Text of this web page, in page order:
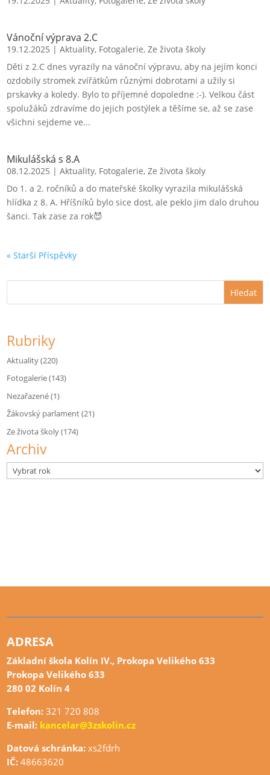
Vánoční výprava 2.C
19.12.2025 |Aktuality, Fotogalerie,Ze života školy
Děti z 2.C dnes vyrazily na vánoční výpravu, aby na jejím konci
ozdobily stromek zvířátkům různými dobrotami a užily si
prskavky a koledy. Bylo to příjemné dopoledne :-). Velkou část
spolužáků zdravíme do jejich postýlek a těšíme se, až se zase
všichni sejdeme ve...
Mikulášská s 8.A
08.12.2025 |Aktuality, Fotogalerie,Ze života školy
Do 1. a 2. ročníků a do mateřské školky vyrazila mikulášská
hlídka z 8. A. Hříšníků bylo sice dost, ale peklo jim dalo druhou
šanci. Tak zase za rok😈
« Starší Příspěvky
Hledat
Rubriky
Aktuality(220)
Fotogalerie(143)
Nezařazené(1)
Žákovský parlament(21)
Ze života školy(174)
Archiv
Archivy
ADRESA
Základní škola Kolín IV., Prokopa Velikého 633
Prokopa Velikého 633
280 02 Kolín 4
Telefon: 321 720 808
E-mail: kancelar@3zskolin.cz
Datová schránka: xs2fdrh
IČ: 48663620